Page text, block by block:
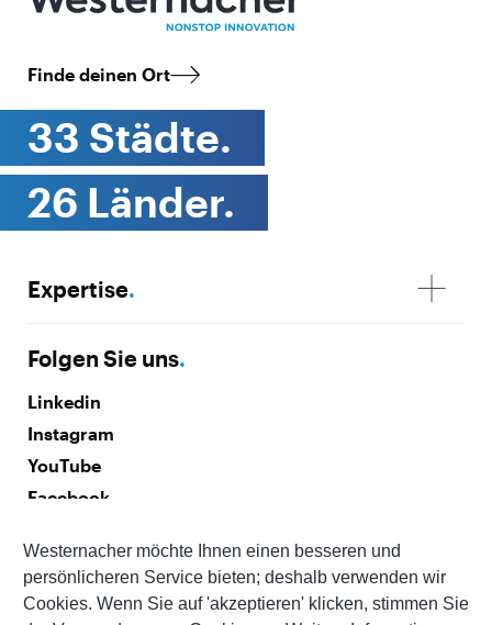
Westernacher möchte Ihnen einen besseren und
persönlicheren Service bieten; deshalb verwenden wir
Cookies. Wenn Sie auf 'akzeptieren' klicken, stimmen Sie
Finde deinen Ort
33 Städte.
26 Länder.
Expertise.
Folgen Sie uns.
Linkedin
Instagram
YouTube
Facebook
Abonnieren Sie unseren Newsletter